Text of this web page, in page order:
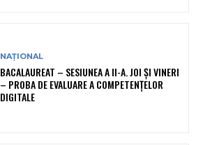
NAȚIONAL
BACALAUREAT – SESIUNEA A II-A. JOI ȘI VINERI
– PROBA DE EVALUARE A COMPETENȚELOR
DIGITALE